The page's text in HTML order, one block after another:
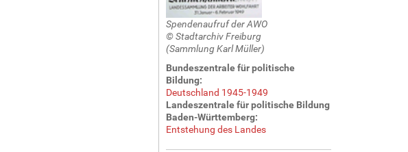
Spendenaufruf der AWO
© Stadtarchiv Freiburg
(Sammlung Karl Müller)
Bundeszentrale für politische
Bildung:
Deutschland 1945-1949
Landeszentrale für politische Bildung
Baden-Württemberg:
Entstehung des Landes